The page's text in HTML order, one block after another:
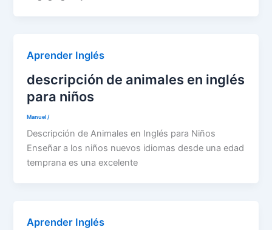
Aprender Inglés
descripción de animales en inglés
para niños
Manuel/
Descripción de Animales en Inglés para Niños
Enseñar a los niños nuevos idiomas desde una edad
temprana es una excelente
Aprender Inglés